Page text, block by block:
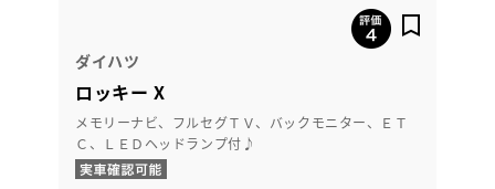
ダイハツ
ロッキー X
メモリーナビ、フルセグＴＶ、バックモニター、ＥＴ
Ｃ、ＬＥＤヘッドランプ付♪